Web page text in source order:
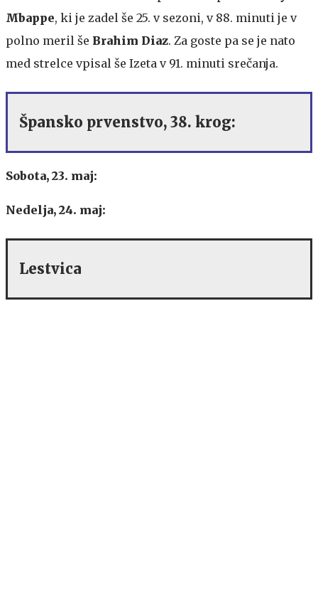
Mbappe, ki je zadel še 25. v sezoni, v 88. minuti je v
polno meril še Brahim Diaz. Za goste pa se je nato
med strelce vpisal še Izeta v 91. minuti srečanja.
Špansko prvenstvo, 38. krog:
Sobota, 23. maj:
Nedelja, 24. maj:
Lestvica